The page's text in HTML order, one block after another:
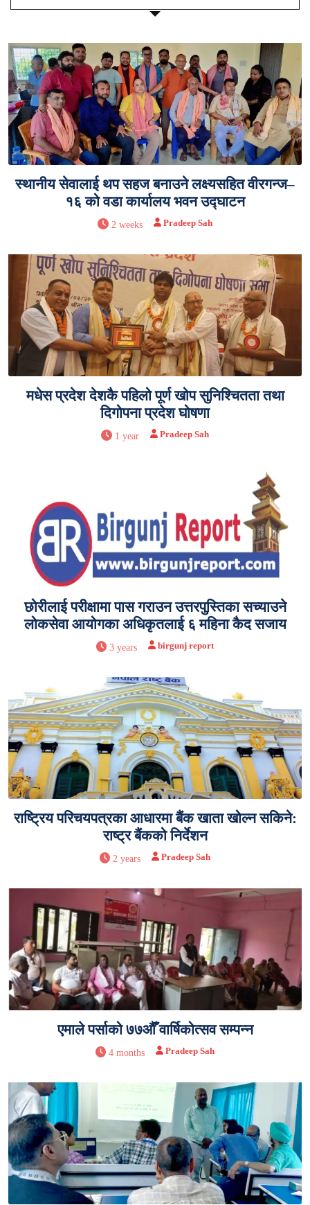
स्थानीय सेवालाई थप सहज बनाउने लक्ष्यसहित वीरगन्ज–
१६ को वडा कार्यालय भवन उद्घाटन
2 weeks Pradeep Sah
मधेस प्रदेश देशकै पहिलो पूर्ण खोप सुनिश्चितता तथा
दिगोपना प्रदेश घोषणा
1 year Pradeep Sah
छोरीलाई परीक्षामा पास गराउन उत्तरपुस्तिका सच्याउने
लोकसेवा आयोगका अधिकृतलाई ६ महिना कैद सजाय
3 years birgunj report
राष्ट्रिय परिचयपत्रका आधारमा बैंक खाता खोल्न सकिने:
राष्ट्र बैंकको निर्देशन
2 years Pradeep Sah
एमाले पर्साको ७७औँ वार्षिकोत्सव सम्पन्न
4 months Pradeep Sah